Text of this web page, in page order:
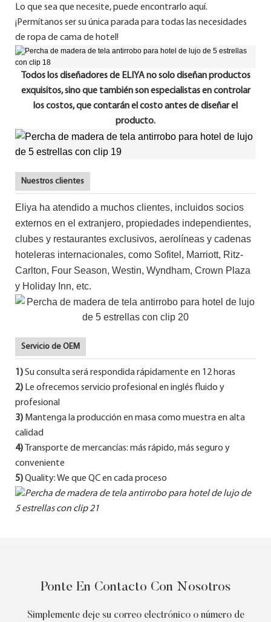
Lo que sea que necesite, puede encontrarlo aquí.
¡Permítanos ser su única parada para todas las necesidades
de ropa de cama de hotel!
Todos los diseñadores de ELIYA no solo diseñan productos
exquisitos, sino que también son especialistas en controlar
los costos, que contarán el costo antes de diseñar el
producto.
Nuestros clientes
Eliya ha atendido a muchos clientes, incluidos socios
externos en el extranjero, propiedades independientes,
clubes y restaurantes exclusivos, aerolíneas y cadenas
hoteleras internacionales, como Sofitel, Marriott, Ritz-
Carlton, Four Season, Westin, Wyndham, Crown Plaza
y Holiday Inn, etc.
Servicio de OEM
1)Su consulta será respondida rápidamente en 12 horas
2) Le ofrecemos servicio profesional en inglés fluido y
profesional
3) Mantenga la producción en masa como muestra en alta
calidad
4)
Transporte de mercancías: más rápido, más seguro y
conveniente
5)Quality: We que QC en cada proceso
Ponte En Contacto Con Nosotros
Simplemente deje su correo electrónico o número de